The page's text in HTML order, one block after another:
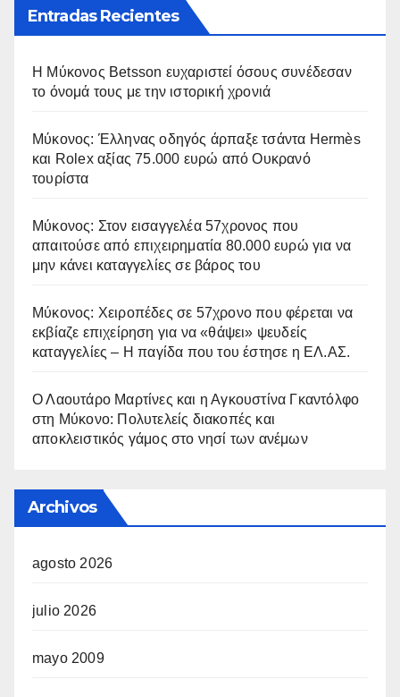
Entradas Recientes
Η Μύκονος Betsson ευχαριστεί όσους συνέδεσαν
το όνομά τους με την ιστορική χρονιά
Μύκονος: Έλληνας οδηγός άρπαξε τσάντα Hermès
και Rolex αξίας 75.000 ευρώ από Ουκρανό
τουρίστα
Μύκονος: Στον εισαγγελέα 57χρονος που
απαιτούσε από επιχειρηματία 80.000 ευρώ για να
μην κάνει καταγγελίες σε βάρος του
Μύκονος: Χειροπέδες σε 57χρονο που φέρεται να
εκβίαζε επιχείρηση για να «θάψει» ψευδείς
καταγγελίες – Η παγίδα που του έστησε η ΕΛ.ΑΣ.
Ο Λαουτάρο Μαρτίνες και η Αγκουστίνα Γκαντόλφο
στη Μύκονο: Πολυτελείς διακοπές και
αποκλειστικός γάμος στο νησί των ανέμων
Archivos
agosto 2026
julio 2026
mayo 2009